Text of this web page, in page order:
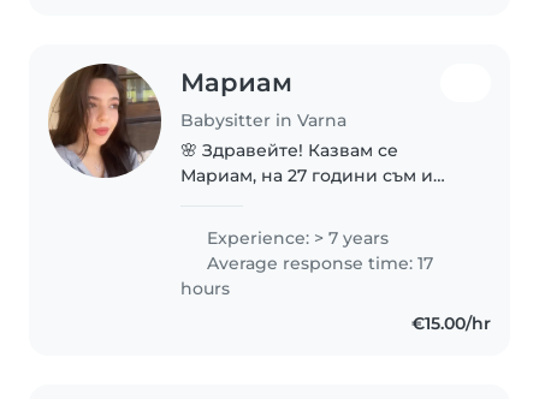
Мариам
Babysitter in Varna
🌸 Здравейте! Казвам се
Мариам, на 27 години съм и
Професионалният ми опит
включва: 🎹 2 години
преподаване на пиано, поп и
джаз пеене и солфеж в
Experience: > 7 years
Average response time: 17
hours
€15.00/hr